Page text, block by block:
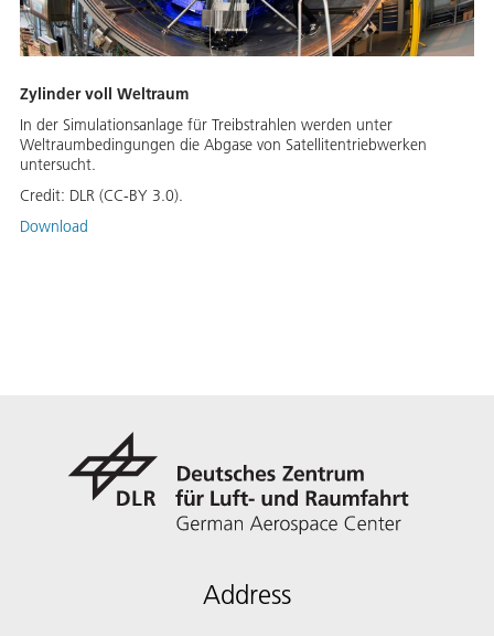
Zylinder voll Weltraum
In der Simulationsanlage für Treibstrahlen werden unter
Weltraumbedingungen die Abgase von Satellitentriebwerken
untersucht.
Credit: DLR (CC-BY 3.0).
Download
Address